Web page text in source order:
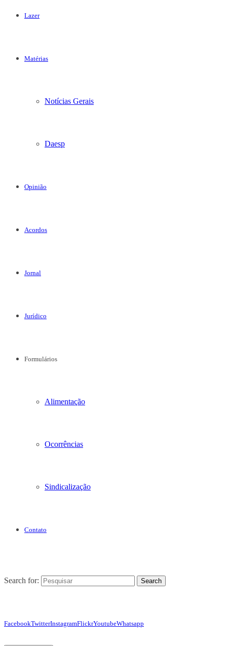
Lazer
Matérias
Notícias Gerais
Daesp
Opinião
Acordos
Jornal
Jurídico
Formulários
Alimentação
Ocorrências
Sindicalização
Contato
Search for: Search
FacebookTwitterInstagramFlickrYoutubeWhatsapp